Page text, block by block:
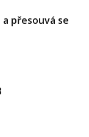
přesouvá se